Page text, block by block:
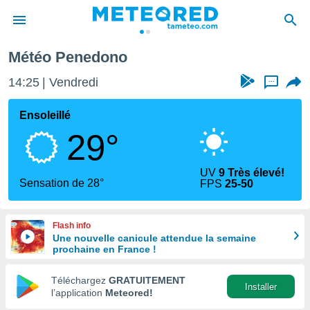
de
en
Météo Penedono
14:25 Vendredi ...
Ensoleillé
29°
Sensation de 28°
UV9 Très élevé!
FPS25-50
Flash info
Une nouvelle canicule attendue la semaine
prochaine en France !
Téléchargez GRATUITEMENT
l’application Meteored!
Installer